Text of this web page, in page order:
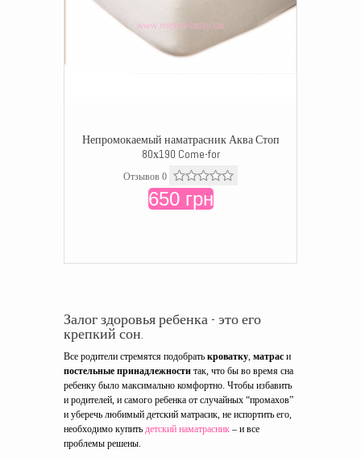
Непромокаемый наматрасник Аква Стоп
80х190 Come-for
Отзывов 0
650 грн
Залог здоровья ребенка - это его
крепкий сон.
Все родители стремятся подобрать кроватку, матрас и
постельные принадлежности так, что бы во время сна
ребенку было максимально комфортно. Чтобы избавить
и родителей, и самого ребенка от случайных “промахов”
и уберечь любимый детский матрасик, не испортить его,
необходимо купить детский наматрасник – и все
проблемы решены.